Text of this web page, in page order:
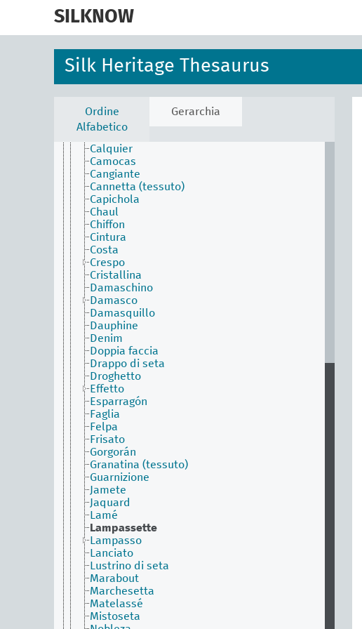
SILKNOW
Silk Heritage Thesaurus
Ordine
Alfabetico
Gerarchia
Aurora
Austria
Baiadera
Batista di seta
Belelachs
Bourette
Brillantino
Broccato (tecnica)
Broccato (tessuto)
Calquier
Camocas
Cangiante
Cannetta (tessuto)
Capichola
Chaul
Chiffon
Cintura
Costa
Crespo
Cristallina
Damaschino
Damasco
Damasquillo
Dauphine
Denim
Doppia faccia
Drappo di seta
Droghetto
Effetto
Esparragón
Faglia
Felpa
Frisato
Gorgorán
Granatina (tessuto)
Guarnizione
Jamete
Jaquard
Lamé
Lampassette
Lampasso
Lanciato
Lustrino di seta
Marabout
Marchesetta
Matelassé
Mistoseta